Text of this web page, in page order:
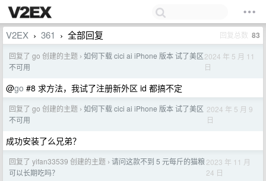
V2EX › 361 › 全部回复 回复总数 83
回复了 go 创建的主题 › 如何下载 cici ai iPhone 版本 试了美区
不可用
2024 年 5 月 11
日
@go #8 求方法，我试了注册新外区 id 都搞不定
回复了 go 创建的主题 › 如何下载 cici ai iPhone 版本 试了美区
不可用
2024 年 5 月 9
日
成功安装了么兄弟？
回复了 yifan33539 创建的主题 › 请问这款不到 5 元每斤的猫粮
可以长期吃吗？
2023 年 11 月
24 日